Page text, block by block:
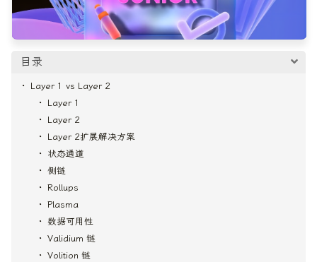
目录
Layer 1 vs Layer 2
Layer 1
Layer 2
Layer 2扩展解决方案
状态通道
侧链
Rollups
Plasma
数据可用性
Validium 链
Volition 链